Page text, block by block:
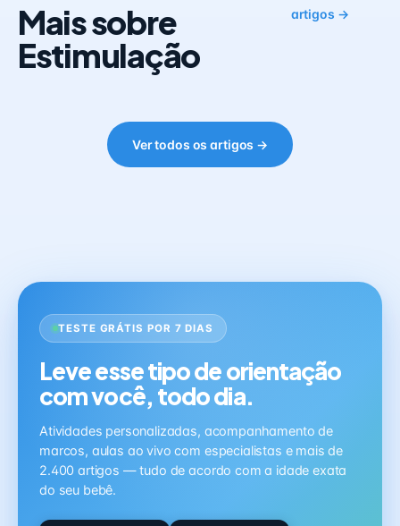
Mais sobre
Estimulação
artigos →
Ver todos os artigos →
TESTE GRÁTIS POR 7 DIAS
Leve esse tipo de orientação
com você, todo dia.
Atividades personalizadas, acompanhamento de
marcos, aulas ao vivo com especialistas e mais de
2.400 artigos — tudo de acordo com a idade exata
do seu bebê.